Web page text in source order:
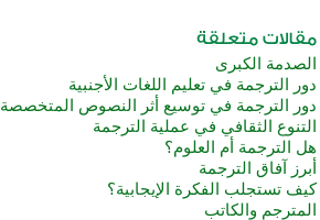
الصدمة الكبرى
دور الترجمة في تعليم اللغات الأجنبية
دور الترجمة في توسيع أثر النصوص المتخصصة
التنوع الثقافي في عملية الترجمة
هل الترجمة أم العلوم؟
أبرز آفاق الترجمة
كيف تستجلب الفكرة الإيجابية؟
المترجم والكاتب